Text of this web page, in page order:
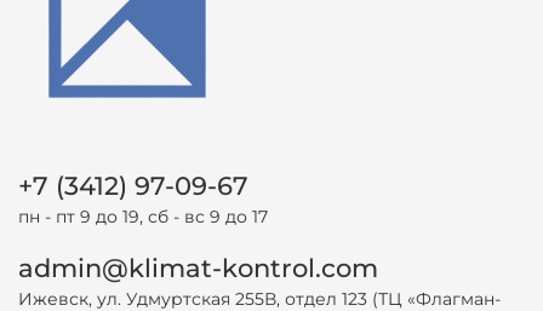
+7 (3412) 97-09-67
пн - пт 9 до 19, сб - вс 9 до 17
admin@klimat-kontrol.com
Ижевск, ул. Удмуртская 255В, отдел 123 (ТЦ «Флагман-